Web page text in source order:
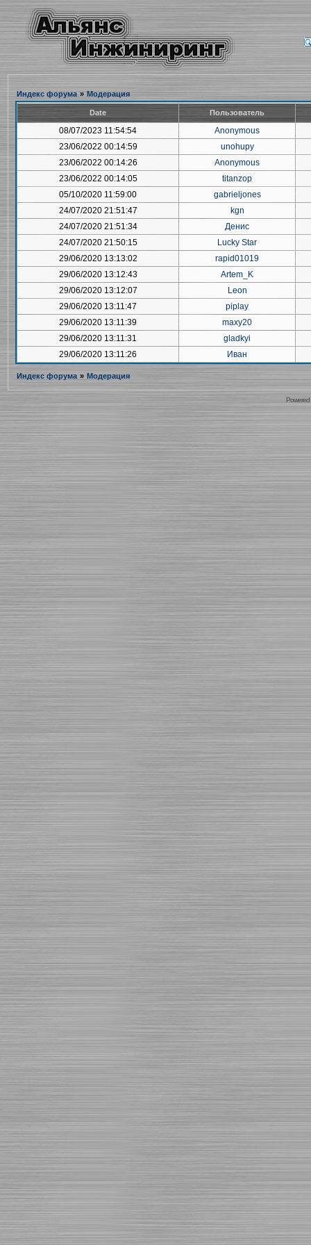
Индекс форума » Модерация
Date Пользователь
08/07/2023 11:54:54
Anonymous
23/06/2022 00:14:59
unohupy
23/06/2022 00:14:26
Anonymous
23/06/2022 00:14:05
titanzop
05/10/2020 11:59:00
gabrieljones
24/07/2020 21:51:47
kgn
24/07/2020 21:51:34
Денис
24/07/2020 21:50:15
Lucky Star
29/06/2020 13:13:02
rapid01019
29/06/2020 13:12:43
Artem_K
29/06/2020 13:12:07
Leon
29/06/2020 13:11:47
piplay
29/06/2020 13:11:39
maxy20
29/06/2020 13:11:31
gladkyi
29/06/2020 13:11:26
Иван
Индекс форума » Модерация